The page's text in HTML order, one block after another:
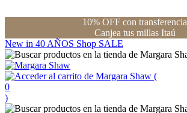
10% OFF con transferencia
Canjea tus millas Itaú
New in 40 AÑOS Shop SALE
(
0
)